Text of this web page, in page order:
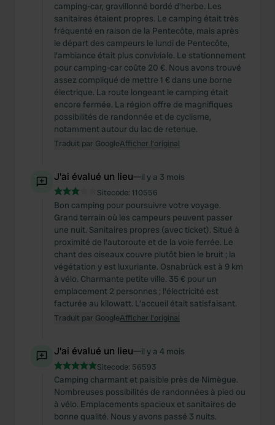
camping-car, gravillonné bordé d'herbe. Les
sanitaires étaient propres. Le camping était très
fréquenté en raison de la Pentecôte, mais après
le départ des campeurs le lundi de Pentecôte,
l'ambiance était plus conviviale. Le stationnement
pour camping-car coûte 20 €. Nous avons trouvé
assez compliqué de mettre 1 € dans une borne
électrique. La route longeant le camping était
encore fermée. La région offre de magnifiques
possibilités de randonnée et de cyclisme,
notamment autour du lac de retenue.
Traduit par GoogleAfficher l'original
J'ai évalué un lieu—il y a 3 mois
Sitecode: 110556
Bon camping pour poursuivre votre voyage.
Grand terrain où les campeurs peuvent passer
une nuit. Sanitaires propres (avec ticket). Situé à
proximité de l'autoroute et de la voie ferrée. Le
chant des oiseaux couvre plutôt bien le bruit ; la
végétation y est luxuriante. Osnabrück est à 9 km
à vélo. Charmante petite ville. 35 € pour un
emplacement 2 personnes ; l'électricité est
facturée au kilowatt. L'accueil était satisfaisant.
Traduit par GoogleAfficher l'original
J'ai évalué un lieu—il y a 4 mois
Sitecode: 56593
Camping charmant et paisible près de Nimègue.
Nombreuses possibilités de randonnées à pied ou
à vélo. Emplacements spacieux et sanitaires de
bonne qualité. Nous y avons passé 3 nuits.